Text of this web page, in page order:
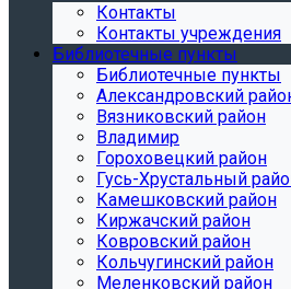
Контакты
Контакты учреждения
Библиотечные пункты
Библиотечные пункты
Александровский
Вязниковский район
Владимир
Гороховецкий район
Гусь-Хрустальный
Камешковский район
Киржачский район
Ковровский район
Кольчугинский район
Меленковский район